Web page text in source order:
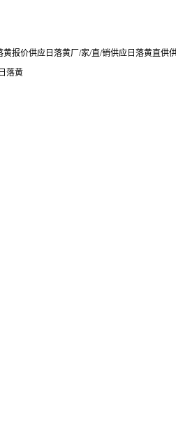
报价供应日落黄厂/家/直/销供应日落黄直供
落黄